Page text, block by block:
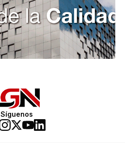
Síguenos